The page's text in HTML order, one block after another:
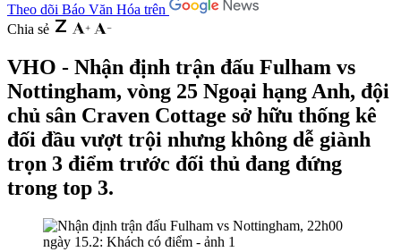
Theo dõi Báo Văn Hóa trên
Chia sẻ
VHO - Nhận định trận đấu Fulham vs
Nottingham, vòng 25 Ngoại hạng Anh, đội
chủ sân Craven Cottage sở hữu thống kê
đối đầu vượt trội nhưng không dễ giành
trọn 3 điểm trước đối thủ đang đứng
trong top 3.